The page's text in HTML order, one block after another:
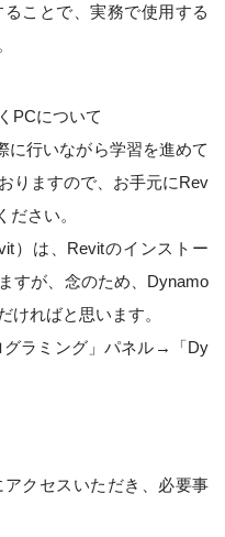
ことで、実務で使用する
PCについて
に行いながら学習を進めて
りますので、お手元にRev
さい。
）は、Revitのインストー
すが、念のため、Dynamo
ければと思います。
グラミング」パネル→「Dy
クセスいただき、必要事